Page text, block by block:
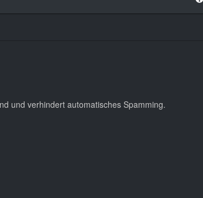
und verhindert automatisches Spamming.